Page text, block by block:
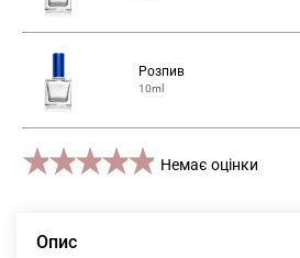
Розпив
10ml
5 stars
4 stars
3 stars
2 stars
1 star Немає оцінки
Опис